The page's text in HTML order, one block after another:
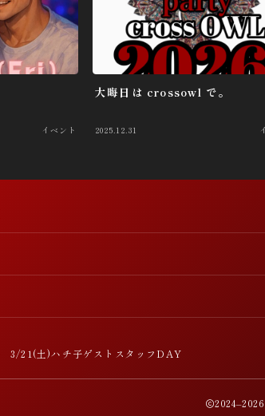
イベント
大晦日は crossowl で。
2025.12.31
3/21(土)ハチ子ゲストスタッフDAY